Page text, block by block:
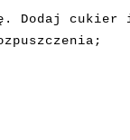
Dodaj cukier